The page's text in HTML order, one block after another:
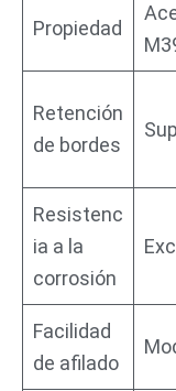
Propiedad
Retención
de bordes
Resistenc
ia a la
corrosión
Facilidad
de afilado